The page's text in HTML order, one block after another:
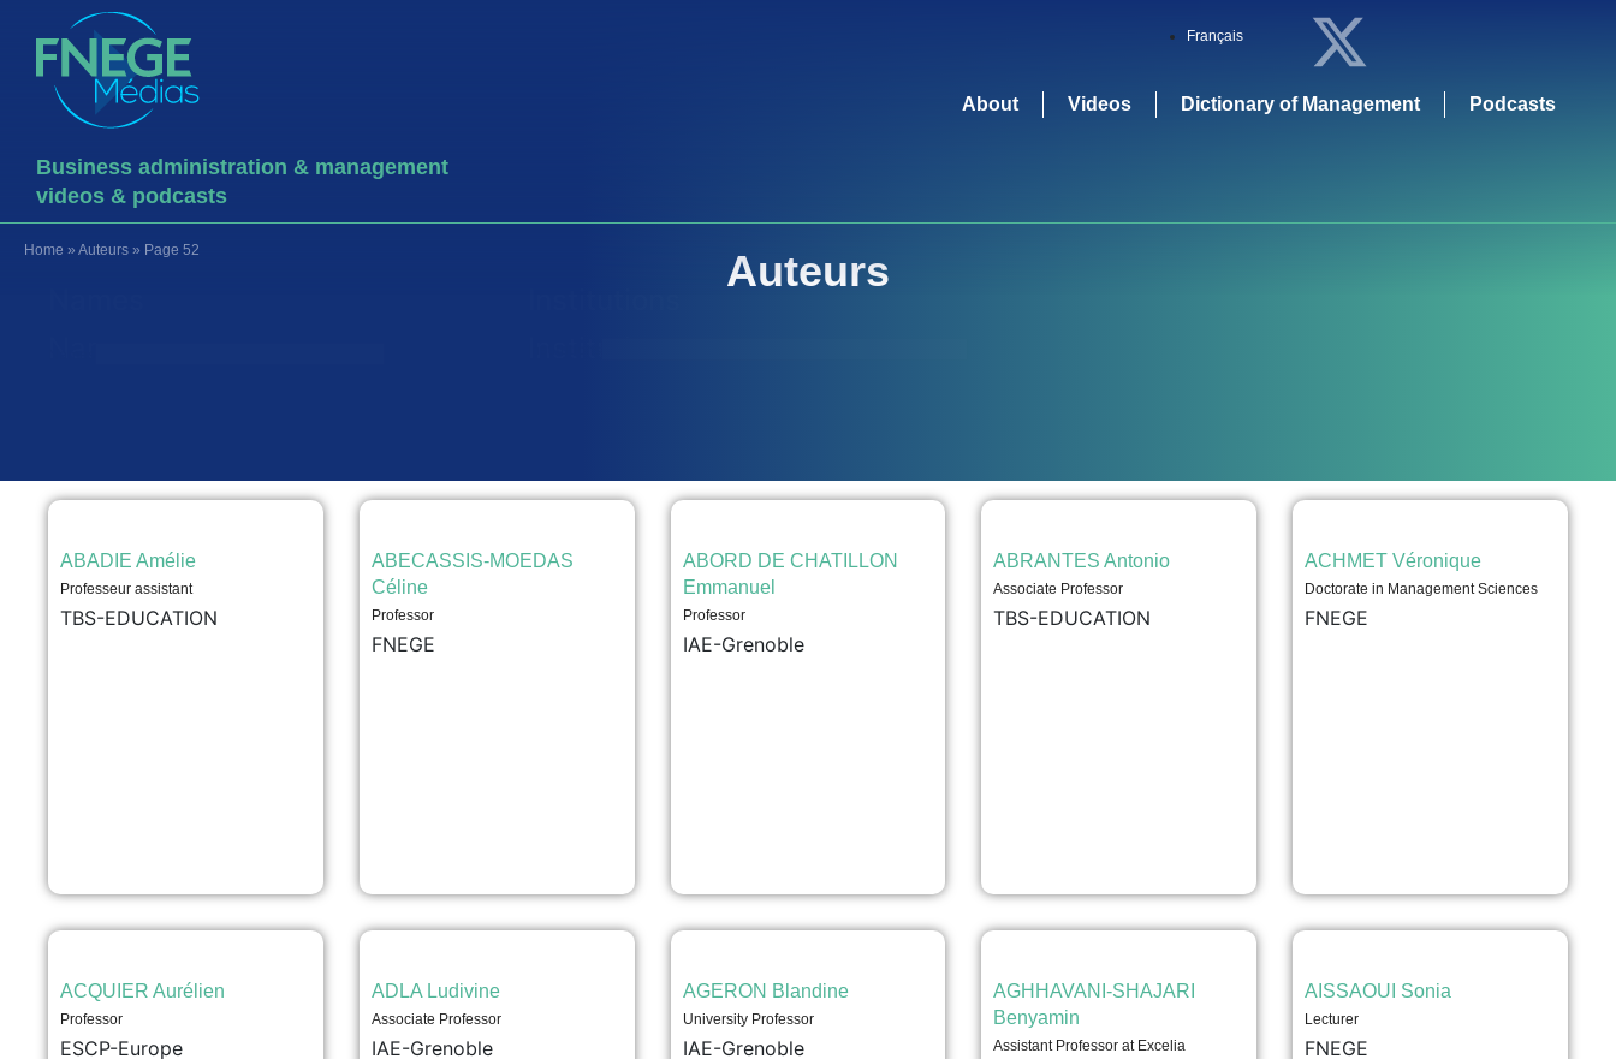
Business administration & management
videos & podcasts
Français
About Videos Dictionary of Management Podcasts
Home » Auteurs » Page 52 Auteurs
ABADIE Amélie
Professeur assistant
TBS-EDUCATION
ABECASSIS-MOEDAS
Céline
Professor
FNEGE
ABORD DE CHATILLON
Emmanuel
Professor
IAE-Grenoble
ABRANTES Antonio
Associate Professor
TBS-EDUCATION
ACHMET Véronique
Doctorate in Management Sciences
FNEGE
ACQUIER Aurélien
Professor
ESCP-Europe
ADLA Ludivine
Associate Professor
IAE-Grenoble
AGERON Blandine
University Professor
IAE-Grenoble
AGHHAVANI-SHAJARI
Benyamin
Assistant Professor at Excelia
AISSAOUI Sonia
Lecturer
FNEGE